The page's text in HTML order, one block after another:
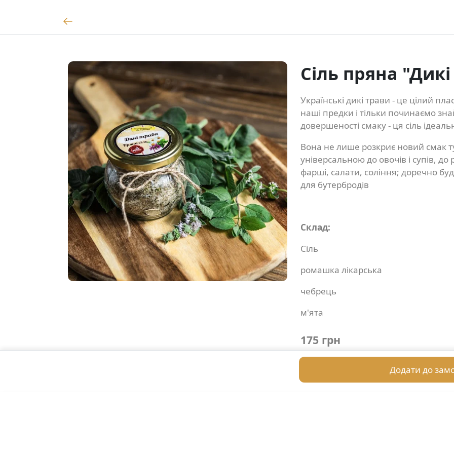
Сіль пряна
Українські дикі трави - це цілий
наші предки і тільки починаємо
довершеності смаку - ця сіль
Вона не лише розкриє новий смак
універсальною до овочів і супів,
фарші, салати, соління; доречно
для бутербродів
Склад:
Сіль
ромашка лікарська
чебрець
м'ята
175 грн
Додати до